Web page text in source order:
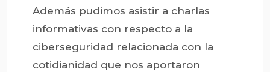
Además pudimos asistir a charlas
informativas con respecto a la
ciberseguridad relacionada con la
cotidianidad que nos aportaron